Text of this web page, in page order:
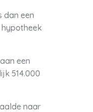
dan een
een
514.000
naar